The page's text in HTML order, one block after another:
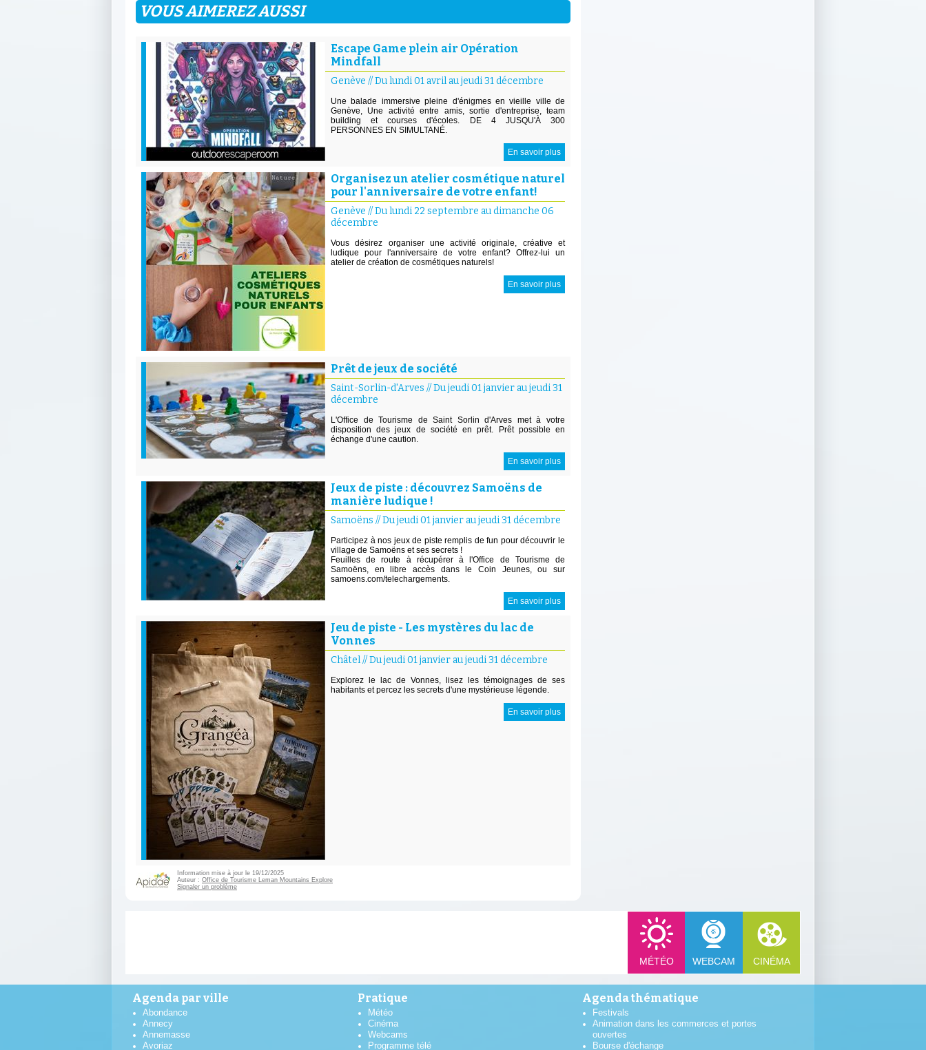
VOUS AIMEREZ AUSSI
Escape Game plein air Opération
Mindfall
Genève //Du lundi 01 avril au jeudi 31 décembre
Une balade immersive pleine d'énigmes en vieille ville de
Genève, Une activité entre amis, sortie d'entreprise, team
building et courses d'écoles. DE 4 JUSQU'À 300
PERSONNES EN SIMULTANÉ.
En savoir plus
Organisez un atelier cosmétique naturel
pour l'anniversaire de votre enfant!
Genève //Du lundi 22 septembre au dimanche 06
décembre
Vous désirez organiser une activité originale, créative et
ludique pour l'anniversaire de votre enfant? Offrez-lui un
atelier de création de cosmétiques naturels!
En savoir plus
Prêt de jeux de société
Saint-Sorlin-d'Arves //Du jeudi 01 janvier au jeudi 31
décembre
L'Office de Tourisme de Saint Sorlin d'Arves met à votre
disposition des jeux de société en prêt. Prêt possible en
échange d'une caution.
En savoir plus
Jeux de piste : découvrez Samoëns de
manière ludique !
Samoëns //Du jeudi 01 janvier au jeudi 31 décembre
Participez à nos jeux de piste remplis de fun pour découvrir le
village de Samoëns et ses secrets !
Feuilles de route à récupérer à l'Office de Tourisme de
Samoëns, en libre accès dans le Coin Jeunes, ou sur
samoens.com/telechargements.
En savoir plus
Jeu de piste - Les mystères du lac de
Vonnes
Châtel//Du jeudi 01 janvier au jeudi 31 décembre
Explorez le lac de Vonnes, lisez les témoignages de ses
habitants et percez les secrets d'une mystérieuse légende.
En savoir plus
Information mise à jour le 19/12/2025
Auteur : Office de Tourisme Leman Mountains Explore
Signaler un problème
MÉTÉO WEBCAM CINÉMA
Agenda par ville
Abondance
Annecy
Annemasse
Avoriaz
Pratique
Météo
Cinéma
Webcams
Programme télé
Agenda thématique
Festivals
Animation dans les commerces et portes
ouvertes
Bourse d'échange